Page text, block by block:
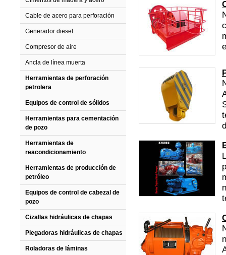
Cable de acero para perforación
Generador diesel
Compresor de aire
Ancla de línea muerta
Herramientas de perforación
petrolera
Equipos de control de sólidos
Herramientas para cementación
de pozo
Herramientas de
reacondicionamiento
Herramientas de producción de
petróleo
Equipos de control de cabezal de
pozo
Cizallas hidráulicas de chapas
Plegadoras hidráulicas de chapas
Roladoras de láminas